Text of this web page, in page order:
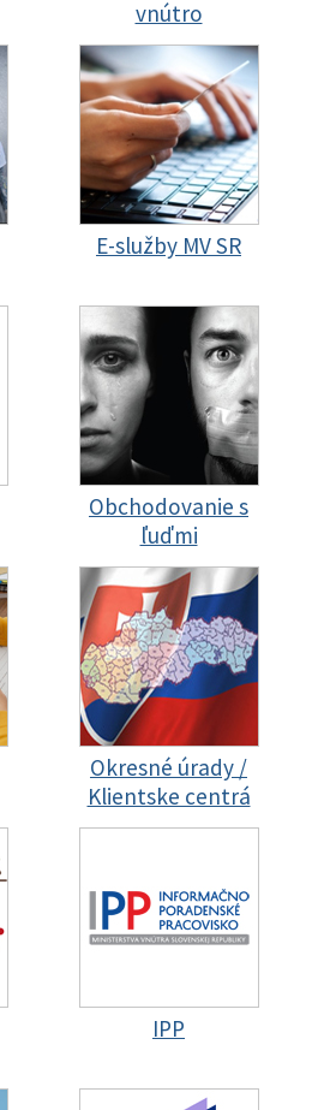
vnútro
E-služby MV SR
Obchodovanie s
ľuďmi
Okresné úrady /
Klientske centrá
IPP